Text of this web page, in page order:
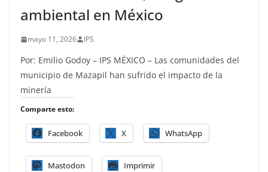
ambiental en México
mayo 11, 2026 IPS
Por: Emilio Godoy – IPS MÉXICO – Las comunidades del
municipio de Mazapil han sufrido el impacto de la
minería
Comparte esto:
Facebook X WhatsApp
Mastodon Imprimir